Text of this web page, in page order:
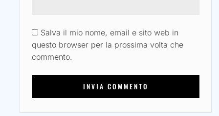
Salva il mio nome, email e sito web in
questo browser per la prossima volta che
commento.